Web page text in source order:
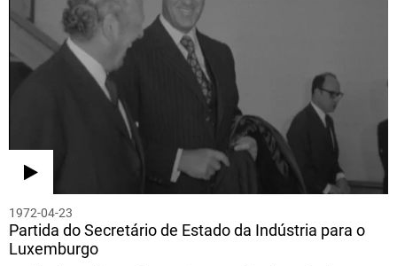
1972-04-23
Partida do Secretário de Estado da Indústria para o
Luxemburgo